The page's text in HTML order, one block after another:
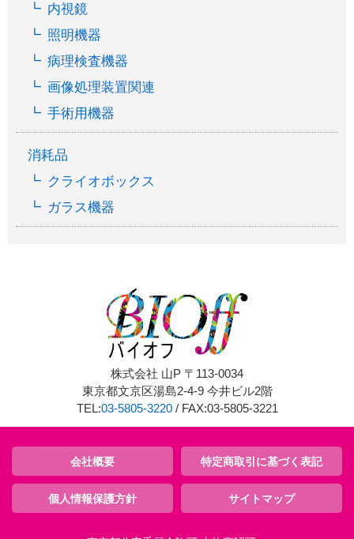
内視鏡
照明機器
病理検査機器
画像処理装置関連
手術用機器
消耗品
クライオボックス
ガラス機器
株式会社 山P 〒113-0034
東京都文京区湯島2-4-9 今井ビル2階
TEL:03-5805-3220/ FAX:03-5805-3221
会社概要 特定商取引に基づく表記
個人情報保護方針 サイトマップ